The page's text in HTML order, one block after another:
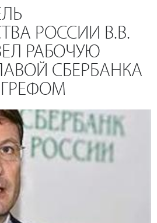
РОССИИ В.В.
РАБОЧУЮ
СБЕРБАНКА